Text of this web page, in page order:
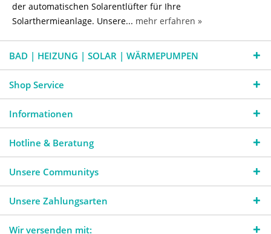
der automatischen Solarentlüfter für Ihre
Solarthermieanlage. Unsere... mehr erfahren »
BAD | HEIZUNG | SOLAR | WÄRMEPUMPEN
Shop Service
Informationen
Hotline & Beratung
Unsere Communitys
Unsere Zahlungsarten
Wir versenden mit: